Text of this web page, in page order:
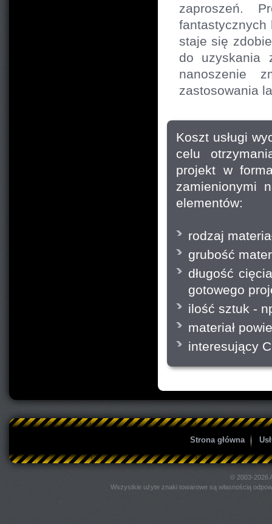
zaproszeń.
fantastycznych
staje się
do uzyskania
nanoszenie
zastosowania
Koszt usługi
celu
projekt w
zamienionymi
elementów:
rodzaj
grubość
długość
gotowego
ilość sztuk -
materiał
interesujący
Strona główna
© 2003-2026
Wszystkie użyte znaki towarowe są własnością